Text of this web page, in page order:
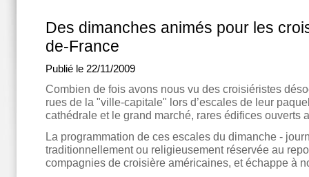
Des dimanches animés pour les
de-France
Publié le 22/11/2009
Combien de fois avons nous vu des croisiéristes
rues de la "ville-capitale" lors d’escales de leur
cathédrale et le grand marché, rares édifices ouverts
La programmation de ces escales du dimanche -
traditionnellement ou religieusement réservée au
compagnies de croisière américaines, et échappe à